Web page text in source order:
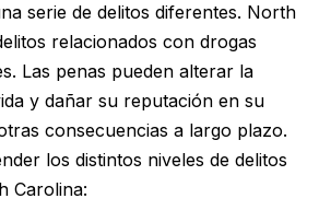
serie de delitos diferentes. North
relacionados con drogas
Las penas pueden alterar la
y dañar su reputación en su
consecuencias a largo plazo.
los distintos niveles de delitos
Carolina: